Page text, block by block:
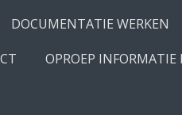
DOCUMENTATIE WERKEN
OPROEP INFORMATIE